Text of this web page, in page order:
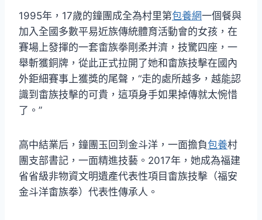
1995年，17歲的鐘團成全為村里第包養網一個餐與
加入全國多數平易近族傳統體育活動會的女孩，在
賽場上發揮的一套畬族拳剛柔并濟，技驚四座，一
舉斬獲銅牌，從此正式拉開了她和畬族技擊在國內
外鉅細賽事上獲獎的尾聲，“走的處所越多，越能認
識到畬族技擊的可貴，這項身手如果掉傳就太惋惜
了。”
高中結業后，鐘團玉回到金斗洋，一面擔負包養村
團支部書記，一面精進技藝。2017年，她成為福建
省省級非物資文明遺產代表性項目畬族技擊（福安
金斗洋畬族拳）代表性傳承人。